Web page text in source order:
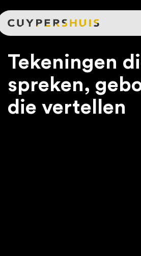
Ga naar hoofdinhoud
Tekeningen
spreken,
die vertellen